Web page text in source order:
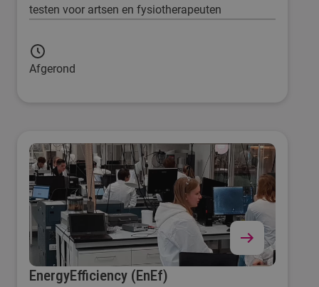
testen voor artsen en fysiotherapeuten
Afgerond
EnergyEfficiency (EnEf)